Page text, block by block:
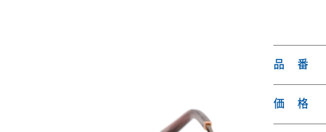
品 番
価 格